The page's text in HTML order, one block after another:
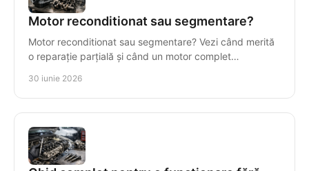
Motor reconditionat sau segmentare?
Motor reconditionat sau segmentare? Vezi când merită
o reparație parțială și când un motor complet
30 iunie 2026